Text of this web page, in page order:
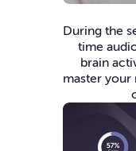
During the
time
brain
master